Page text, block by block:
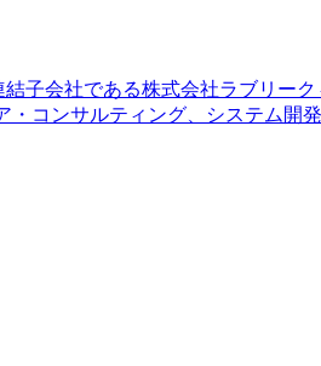
子会社である株式会社ラブリ
コンサルティング、システム